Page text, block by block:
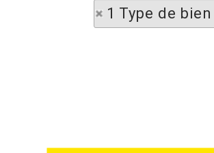
1 Type de bien